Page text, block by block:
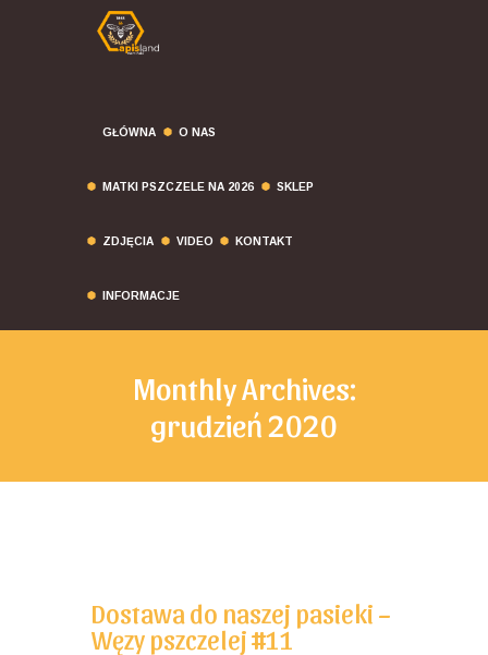
GŁÓWNA O NAS
MATKI PSZCZELE NA 2026 SKLEP
ZDJĘCIA VIDEO KONTAKT
INFORMACJE
Monthly Archives:
grudzień 2020
Dostawa do naszej pasieki –
Węzy pszczelej #11